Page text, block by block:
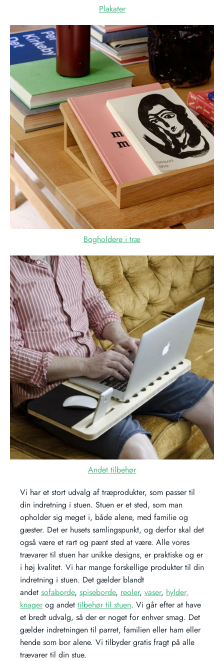
Plakater
Bogholdere i træ
Andet tilbehør
Vi har et stort udvalg af træprodukter, som passer til
din indretning i stuen. Stuen er et sted, som man
opholder sig meget i, både alene, med familie og
gæster. Det er husets samlingspunkt, og derfor skal det
også være et rart og pænt sted at være. Alle vores
trævarer til stuen har unikke designs, er praktiske og er
i høj kvalitet. Vi har mange forskellige produkter til din
indretning i stuen. Det gælder blandt
andet sofaborde, spiseborde, reoler, vaser, hylder,
knager og andet tilbehør til stuen. Vi går efter at have
et bredt udvalg, så der er noget for enhver smag. Det
gælder indretningen til parret, familien eller ham eller
hende som bor alene. Vi tilbyder gratis fragt på alle
trævarer til din stue.